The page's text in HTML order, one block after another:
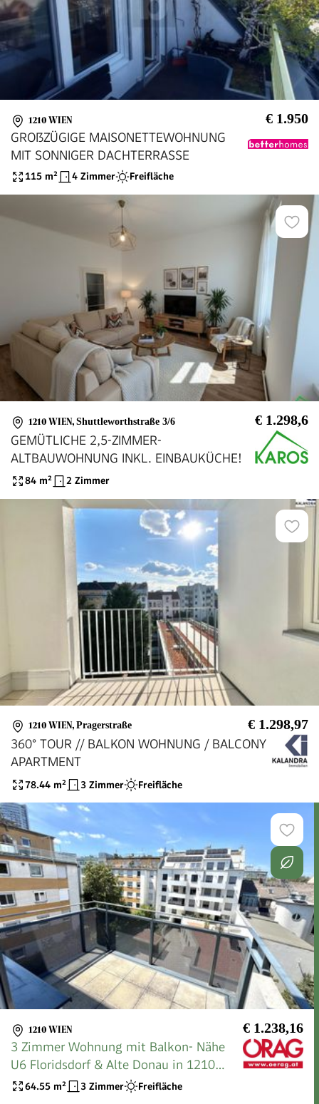
1210 WIEN € 1.950
GROßZÜGIGE MAISONETTEWOHNUNG
MIT SONNIGER DACHTERRASSE
115 m² 4 Zimmer Freifläche
1210 WIEN, Shuttleworthstraße 3/6 € 1.298,6
GEMÜTLICHE 2,5-ZIMMER-
ALTBAUWOHNUNG INKL. EINBAUKÜCHE!
84 m² 2 Zimmer
1210 WIEN, Pragerstraße € 1.298,97
360° TOUR // BALKON WOHNUNG / BALCONY
APARTMENT
78.44 m² 3 Zimmer Freifläche
1210 WIEN € 1.238,16
3 Zimmer Wohnung mit Balkon- Nähe
U6 Floridsdorf & Alte Donau in 1210
Wien zu mieten
64.55 m² 3 Zimmer Freifläche